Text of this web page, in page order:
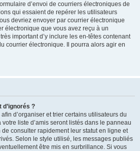
d’envoi de courriers électroniques de
qui essaient de repérer les utilisateurs
devriez envoyer par courrier électronique
électronique que vous avez reçu à un
important d’y inclure les en-têtes contenant
courrier électronique. Il pourra alors agir en
d’ignorés ?
d’organiser et trier certains utilisateurs du
liste d’amis seront listés dans le panneau
consulter rapidement leur statut en ligne et
Selon le style utilisé, les messages publiés
être mis en surbrillance. Si vous